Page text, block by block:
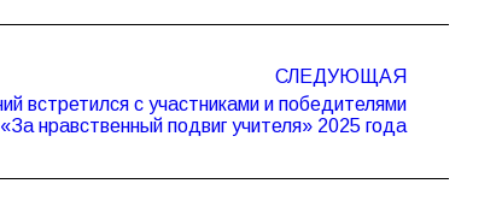
СЛЕДУЮЩАЯ
встретился с участниками и победителями
нравственный подвиг учителя» 2025 года